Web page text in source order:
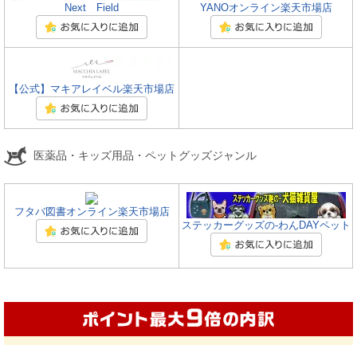
Next Field YANOオンライン楽天市場店
【公式】マキアレイベル楽天市場店
医薬品・キッズ用品・ペットグッズジャンル
フタバ図書オンライン楽天市場店
ステッカーグッズの-わんDAYペット